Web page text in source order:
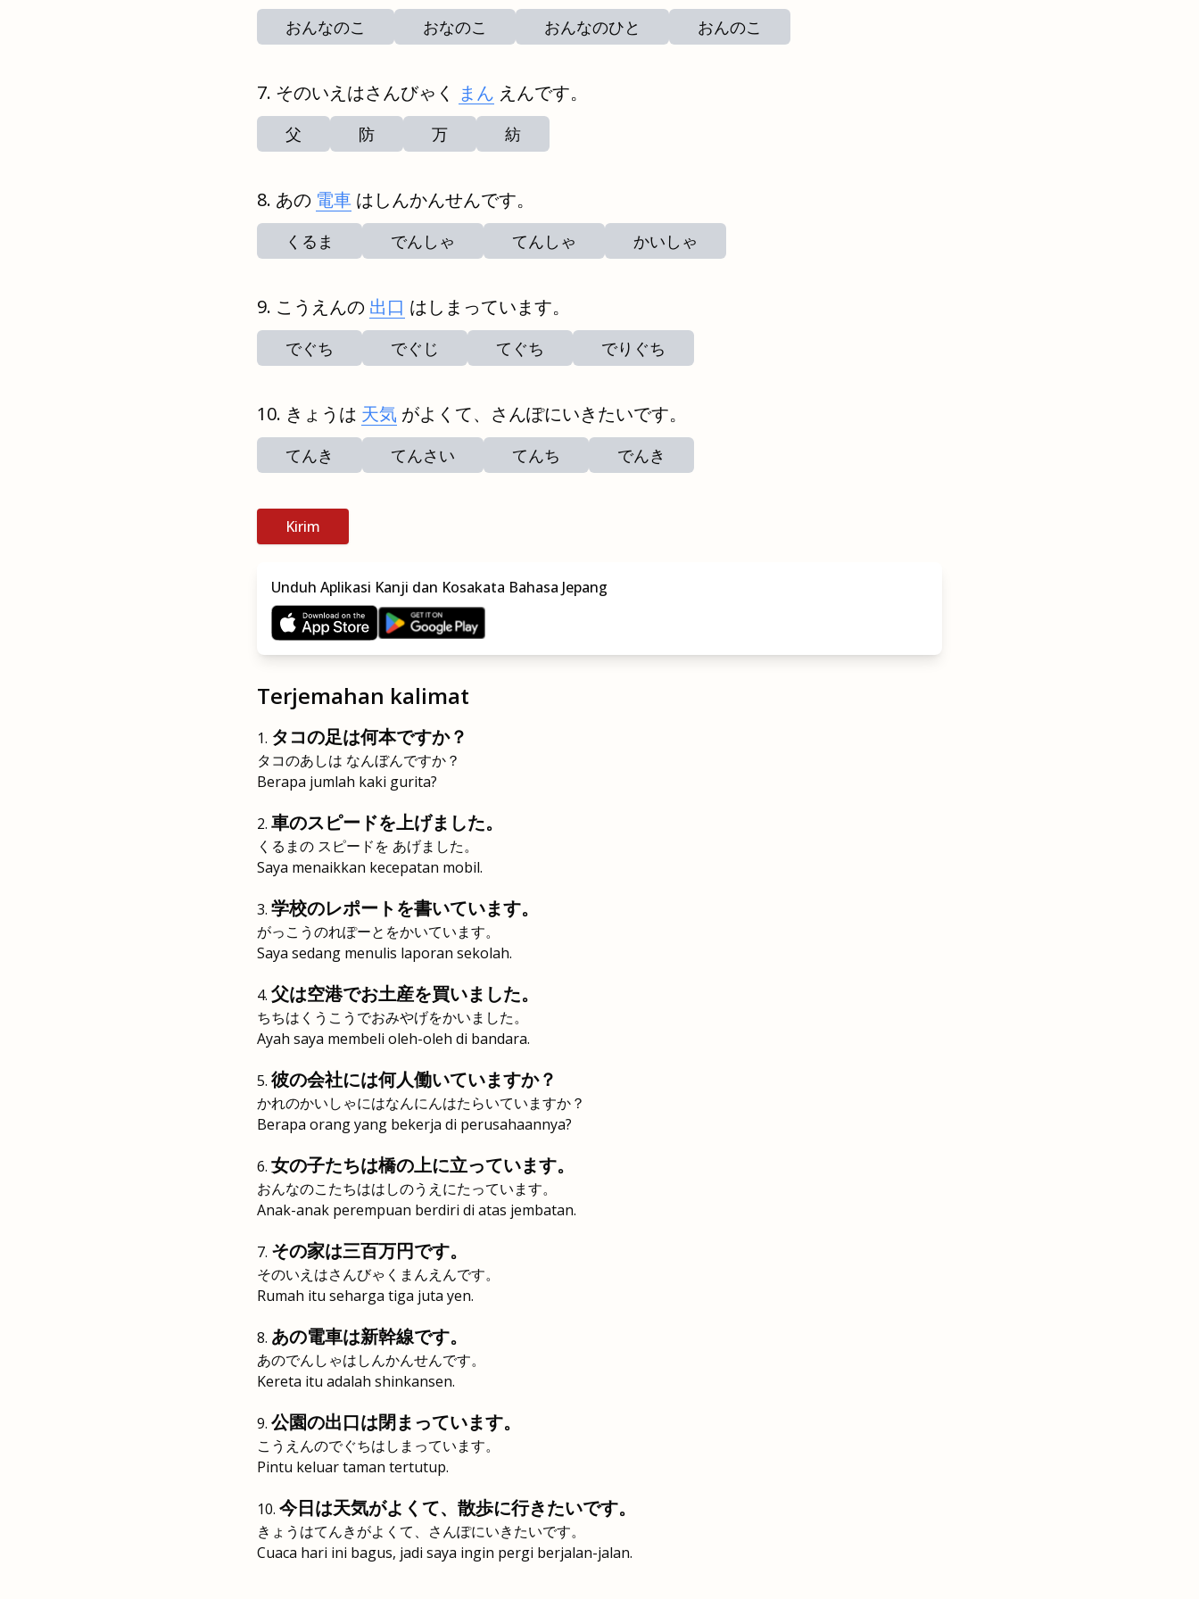
おんなのこ おなのこ おんなのひと おんのこ
そのいえはさんびゃく まん えんです。
父 防 万 紡
あの 電車 はしんかんせんです。
くるま でんしゃ てんしゃ かいしゃ
こうえんの 出口 はしまっています。
でぐち でぐじ てぐち でりぐち
きょうは 天気 がよくて、さんぽにいきたいです。
てんき てんさい てんち でんき
Kirim
Unduh Aplikasi Kanji dan Kosakata Bahasa Jepang
Terjemahan kalimat
タコの足は何本ですか？
タコのあしは なんぼんですか？
Berapa jumlah kaki gurita?
車のスピードを上げました。
くるまの スピードを あげました。
Saya menaikkan kecepatan mobil.
学校のレポートを書いています。
がっこうのれぽーとをかいています。
Saya sedang menulis laporan sekolah.
父は空港でお土産を買いました。
ちちはくうこうでおみやげをかいました。
Ayah saya membeli oleh-oleh di bandara.
彼の会社には何人働いていますか？
かれのかいしゃにはなんにんはたらいていますか？
Berapa orang yang bekerja di perusahaannya?
女の子たちは橋の上に立っています。
おんなのこたちははしのうえにたっています。
Anak-anak perempuan berdiri di atas jembatan.
その家は三百万円です。
そのいえはさんびゃくまんえんです。
Rumah itu seharga tiga juta yen.
あの電車は新幹線です。
あのでんしゃはしんかんせんです。
Kereta itu adalah shinkansen.
公園の出口は閉まっています。
こうえんのでぐちはしまっています。
Pintu keluar taman tertutup.
今日は天気がよくて、散歩に行きたいです。
きょうはてんきがよくて、さんぽにいきたいです。
Cuaca hari ini bagus, jadi saya ingin pergi berjalan-jalan.